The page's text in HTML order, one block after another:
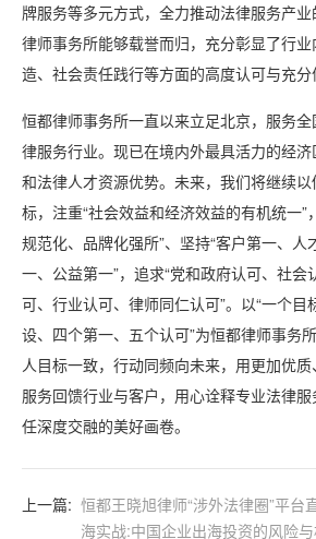
牌服务等多元方式，全力推动法律服务产
律师事务所能够载誉而归，充分彰显了行
造、社会责任践行等方面的高度认可与充分
恒都律师事务所一直以来立足北京，服务
律服务行业。现已在境内外最具活力的经
和法律人才资源优势。未来，我们将继续以
标，注重“社会效益和经济效益的有机统一”
规范化、品牌化强所”、坚持“客户第一、人
一、公益第一”，追求“党和政府认可、社会
可、行业认可、律师同仁认可”。以“一个
设、四个第一、五个认可”为恒都律师事务
人目标一致，行动同频向未来，用更加优
服务回馈行业与客户，用心诠释专业法律
任深度交融的美好画卷。
上一篇: 恒都王晓旭律师“涉外法律圈”平台
海实战:中国企业出海投资的风险